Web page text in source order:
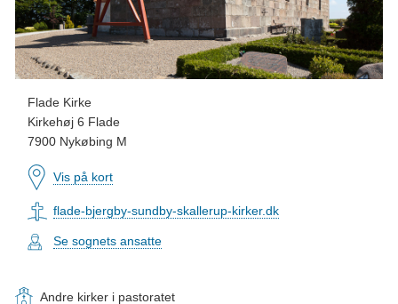
Flade Kirke
Kirkehøj 6 Flade
7900 Nykøbing M
Vis på kort
flade-bjergby-sundby-skallerup-kirker.dk
Se sognets ansatte
Andre kirker i pastoratet